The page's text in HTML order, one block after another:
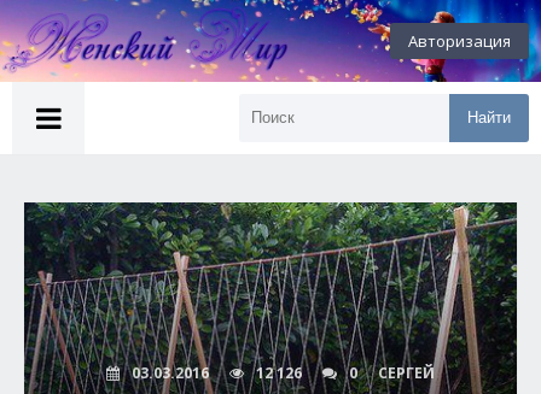
Авторизация
Найти
03.03.2016 12 126 0 СЕРГЕЙ